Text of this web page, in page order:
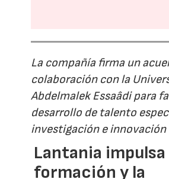
La compañía firma un
colaboración con la
Abdelmalek Essaâdi para
desarrollo de talento
investigación e innovación
Lantania impulsa
formación y la